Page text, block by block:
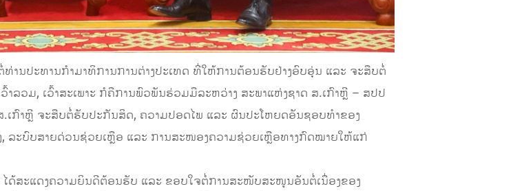
ານປະທານກຳມາທິການການຕ່າງປະເທດ ທີ່ໃຫ້ການຕ້ອນຮັບຢ່າງອົບອຸ່ນ ແລະ ຈະສືບຕໍ່
ລວມ, ເວົ້າສະເພາະ ກໍຄືການພົວພັນຮ່ວມມືລະຫວ່າງ ສະພາແຫ່ງຊາດ ສ.ເກົາຫຼີ – ສປປ
ກົາຫຼີ ຈະສືບຕໍ່ຮັບປະກັນສິດ, ຄວາມປອດໄພ ແລະ ຜົນປະໂຫຍດອັນຊອບທຳຂອງ
, ລະບົບສາຍດ່ວນຊ່ວຍເຫຼືອ ແລະ ການສະໜອງຄວາມຊ່ວຍເຫຼືອທາງກົດໝາຍໃຫ້ແກ່
ດ້ສະແດງຄວາມຍິນດີຕ້ອນຮັບ ແລະ ຂອບໃຈຕໍ່ການສະໜັບສະໜູນອັນຕໍ່ເນື່ອງຂອງ